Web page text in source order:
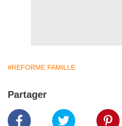
#REFORME FAMILLE
Partager